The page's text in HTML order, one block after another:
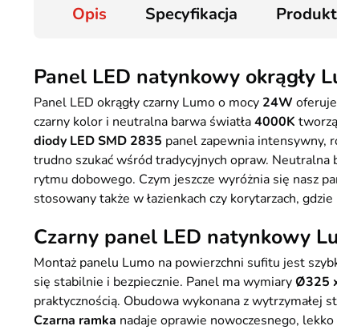
Opis Specyfikacja
Panel LED natynkowy okrągły
Panel LED okrągły czarny Lumo o mocy 24W
czarny kolor i neutralna barwa światła4000K
diody LED SMD 2835 panel zapewnia intensywny,
trudno szukać wśród tradycyjnych opraw. Neutralna
rytmu dobowego. Czym jeszcze wyróżnia się nasz
stosowany także w łazienkach czy korytarzach,
Czarny panel LED natynkowy
Montaż panelu Lumo na powierzchni sufitu jest
się stabilnie i bezpiecznie. Panel ma wymiaryØ325
praktycznością. Obudowa wykonana z wytrzymałej
Czarna ramka nadaje oprawie nowoczesnego,